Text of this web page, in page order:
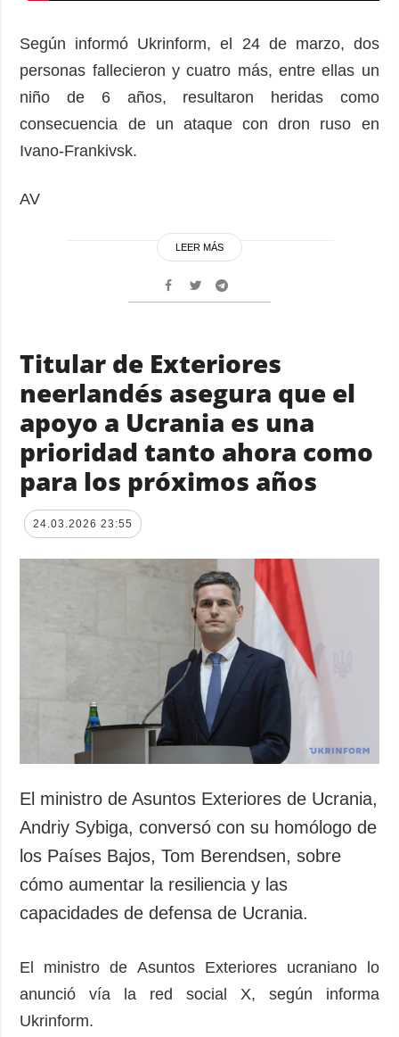
Según informó Ukrinform, el 24 de marzo, dos
personas fallecieron y cuatro más, entre ellas un
niño de 6 años, resultaron heridas como
consecuencia de un ataque con dron ruso en
Ivano-Frankivsk.
AV
LEER MÁS
Titular de Exteriores
neerlandés asegura que el
apoyo a Ucrania es una
prioridad tanto ahora como
para los próximos años
24.03.2026 23:55
El ministro de Asuntos Exteriores de Ucrania,
Andriy Sybiga, conversó con su homólogo de
los Países Bajos, Tom Berendsen, sobre
cómo aumentar la resiliencia y las
capacidades de defensa de Ucrania.
El ministro de Asuntos Exteriores ucraniano lo
anunció vía la red social X, según informa
Ukrinform.